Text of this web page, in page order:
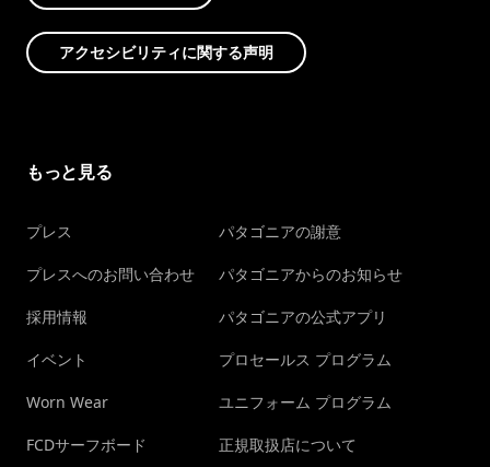
アクセシビリティに関する声明
もっと見る
プレス
プレスへのお問い合わせ
採用情報
イベント
Worn Wear
FCDサーフボード
パタゴニアの謝意
パタゴニアからのお知らせ
パタゴニアの公式アプリ
プロセールス プログラム
ユニフォーム プログラム
正規取扱店について